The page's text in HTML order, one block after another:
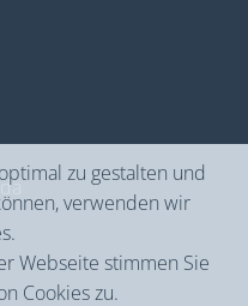
zu gestalten und
verwenden wir
Webseite stimmen Sie
Cookies zu.